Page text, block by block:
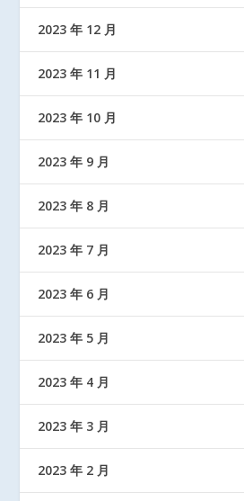
2023 年 12 月
2023 年 11 月
2023 年 10 月
2023 年 9 月
2023 年 8 月
2023 年 7 月
2023 年 6 月
2023 年 5 月
2023 年 4 月
2023 年 3 月
2023 年 2 月